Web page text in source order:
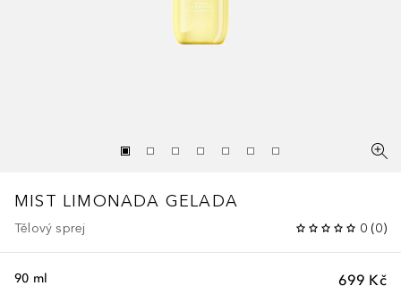
MIST LIMONADA GELADA
Tělový sprej 0 (0)
699 Kč
90 ml